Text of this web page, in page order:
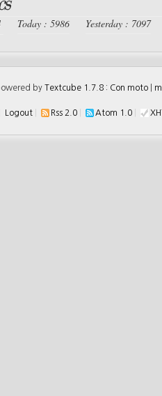
Today : 5986 Yesterday : 7097
by Textcube 1.7.8 : Con moto
Logout Rss 2.0 Atom 1.0